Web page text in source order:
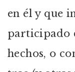
en él y que
participado
hechos, o